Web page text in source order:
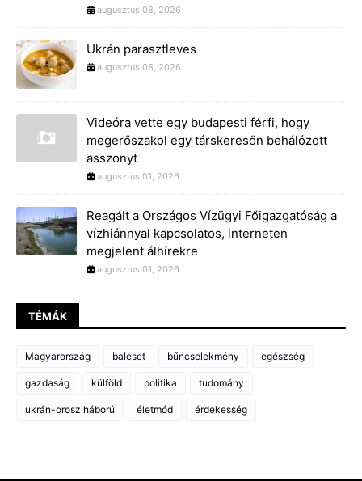
augusztus 08, 2026
Ukrán parasztleves
augusztus 08, 2026
Videóra vette egy budapesti férfi, hogy
megerőszakol egy társkeresőn behálózott
asszonyt
augusztus 01, 2026
Reagált a Országos Vízügyi Főigazgatóság a
vízhiánnyal kapcsolatos, interneten
megjelent álhírekre
augusztus 01, 2026
TÉMÁK
Magyarország baleset bűncselekmény egészség
gazdaság külföld politika tudomány
ukrán-orosz háború életmód érdekesség